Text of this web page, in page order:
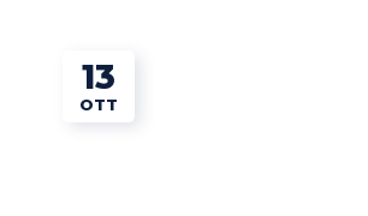
13
OTT